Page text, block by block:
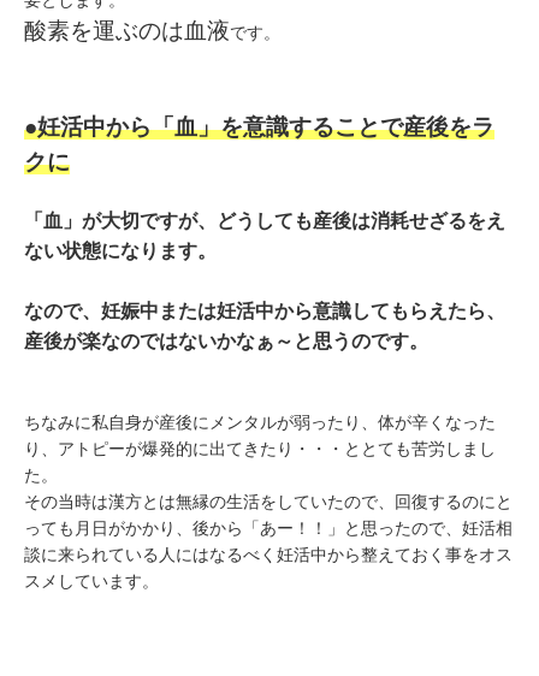
酸素を運ぶのは血液です。
●妊活中から「血」を意識することで産後をラ
クに
「血」が大切ですが、どうしても産後は消耗せざるをえ
ない状態になります。
なので、妊娠中または妊活中から意識してもらえたら、
産後が楽なのではないかなぁ～と思うのです。
ちなみに私自身が産後にメンタルが弱ったり、体が辛くなった
り、アトピーが爆発的に出てきたり・・・ととても苦労しまし
た。
その当時は漢方とは無縁の生活をしていたので、回復するのにと
っても月日がかかり、後から「あー！！」と思ったので、妊活相
談に来られている人にはなるべく妊活中から整えておく事をオス
スメしています。